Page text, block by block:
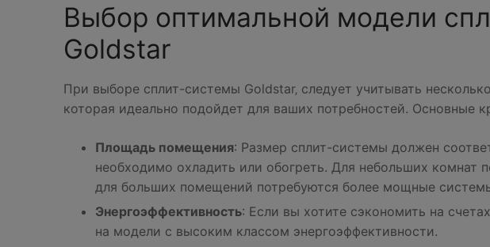
Выбор оптимальной модели
Goldstar
При выборе сплит-системы Goldstar‚ следует учитывать
которая идеально подойдет для ваших потребностей. Основные
Площадь помещения: Размер сплит-системы должен
необходимо охладить или обогреть. Для небольших комнат
для больших помещений потребуются более мощные
Энергоэффективность: Если вы хотите сэкономить на
на модели с высоким классом энергоэффективности.